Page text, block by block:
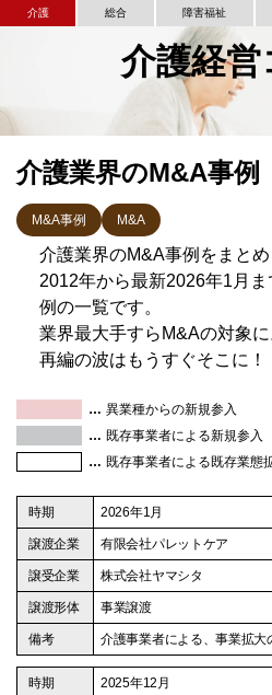
介護 総合 障害福祉
介護経
介護業界のM&A事例
M&A事例 M&A
介護業界のM&A事例をまとめ
2012年から最新2026年1月
例の一覧です。
業界最大手すらM&Aの対象
再編の波はもうすぐそこに！
異業種からの新規参入
既存事業者による新規参入
既存事業者による既存業態
2026年1月
有限会社パレットケア
株式会社ヤマシタ
事業譲渡
介護事業者による、事業拡大
2025年12月